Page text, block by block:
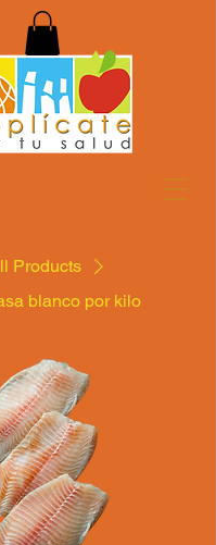
Products
blanco por kilo